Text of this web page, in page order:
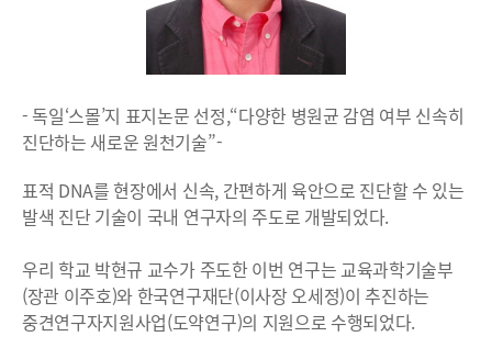
- 독일‘스몰’지 표지논문 선정,“다양한 병원균 감염 여부 신속히
진단하는 새로운 원천기술”-
표적 DNA를 현장에서 신속, 간편하게 육안으로 진단할 수 있는
발색 진단 기술이 국내 연구자의 주도로 개발되었다.
우리 학교 박현규 교수가 주도한 이번 연구는 교육과학기술부
(장관 이주호)와 한국연구재단(이사장 오세정)이 추진하는
중견연구자지원사업(도약연구)의 지원으로 수행되었다.